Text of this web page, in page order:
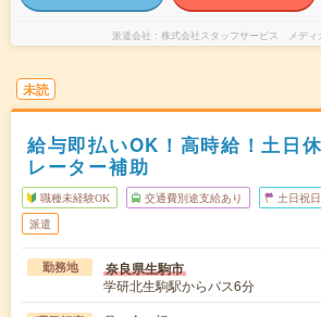
派遣会社 株式会社スタッフサービス メディ
未読
給与即払いOK！高時給！土日
レーター補助
職種未経験OK 交通費別途支給あり 土日祝
派遣
勤務地 奈良県生駒市
学研北生駒駅からバス6分